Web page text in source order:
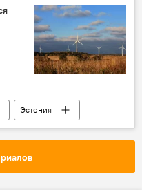
Эстония